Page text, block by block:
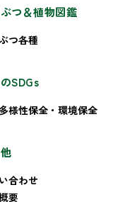
つ＆植物図鑑
つ各種
SDGs
様性保全・環境保全
合わせ
要